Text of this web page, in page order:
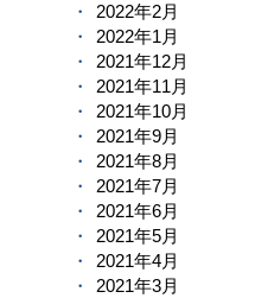
2022年2月
2022年1月
2021年12月
2021年11月
2021年10月
2021年9月
2021年8月
2021年7月
2021年6月
2021年5月
2021年4月
2021年3月